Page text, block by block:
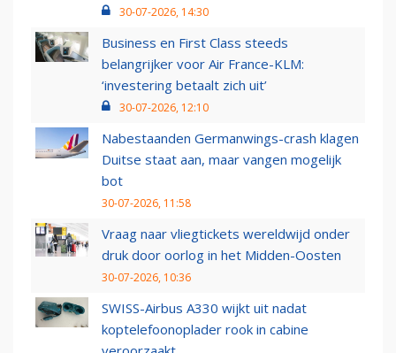
30-07-2026, 14:30
Business en First Class steeds
belangrijker voor Air France-KLM:
‘investering betaalt zich uit’
30-07-2026, 12:10
Nabestaanden Germanwings-crash klagen
Duitse staat aan, maar vangen mogelijk
bot
30-07-2026, 11:58
Vraag naar vliegtickets wereldwijd onder
druk door oorlog in het Midden-Oosten
30-07-2026, 10:36
SWISS-Airbus A330 wijkt uit nadat
koptelefoonoplader rook in cabine